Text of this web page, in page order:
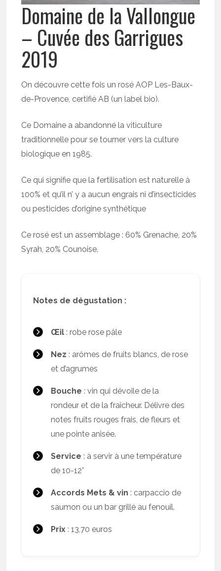
Domaine de la Vallongue
– Cuvée des Garrigues
2019
On découvre cette fois un rosé AOP Les-Baux-
de-Provence, certifié AB (un label bio).
Ce Domaine a abandonné la viticulture
traditionnelle pour se tourner vers la culture
biologique en 1985.
Ce qui signifie que la fertilisation est naturelle à
100% et qu’il n’ y a aucun engrais ni d’insecticides
ou pesticides d’origine synthétique
Ce rosé est un assemblage : 60% Grenache, 20%
Syrah, 20% Counoise.
Notes de dégustation :
Œil : robe rose pâle
Nez : arômes de fruits blancs, de rose
et d’agrumes
Bouche : vin qui dévoile de la
rondeur et de la fraîcheur. Délivre des
notes fruits rouges frais, de fleurs et
une pointe anisée.
Service : à servir à une température
de 10-12°
Accords Mets & vin : carpaccio de
saumon ou un bar grillé au fenouil.
Prix: 13,70 euros